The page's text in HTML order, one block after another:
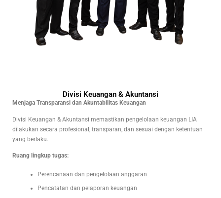
Divisi Keuangan & Akuntansi
Menjaga Transparansi dan Akuntabilitas Keuangan
Divisi Keuangan & Akuntansi memastikan pengelolaan keuangan LIA
dilakukan secara profesional, transparan, dan sesuai dengan ketentuan
yang berlaku.
Ruang lingkup tugas:
Perencanaan dan pengelolaan anggaran
Pencatatan dan pelaporan keuangan